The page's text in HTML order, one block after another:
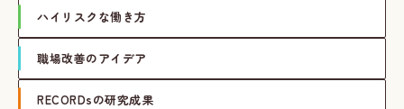
ハイリスクな働き方
職場改善のアイデア
RECORDsの研究成果